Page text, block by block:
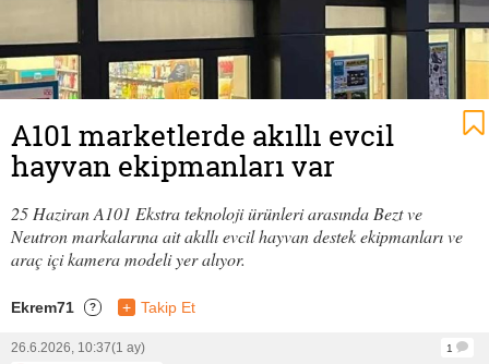
A101 marketlerde akıllı evcil
hayvan ekipmanları var
25 Haziran A101 Ekstra teknoloji ürünleri arasında Bezt ve
Neutron markalarına ait akıllı evcil hayvan destek ekipmanları ve
araç içi kamera modeli yer alıyor.
Ekrem71 ? + Takip Et
26.6.2026, 10:37(1 ay)
1